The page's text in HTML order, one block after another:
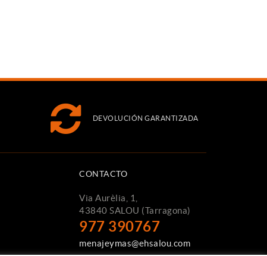
DEVOLUCIÓN GARANTIZADA
CONTACTO
Via Aurèlia, 1,
43840 SALOU (Tarragona)
977 390767
menajeymas@ehsalou.com